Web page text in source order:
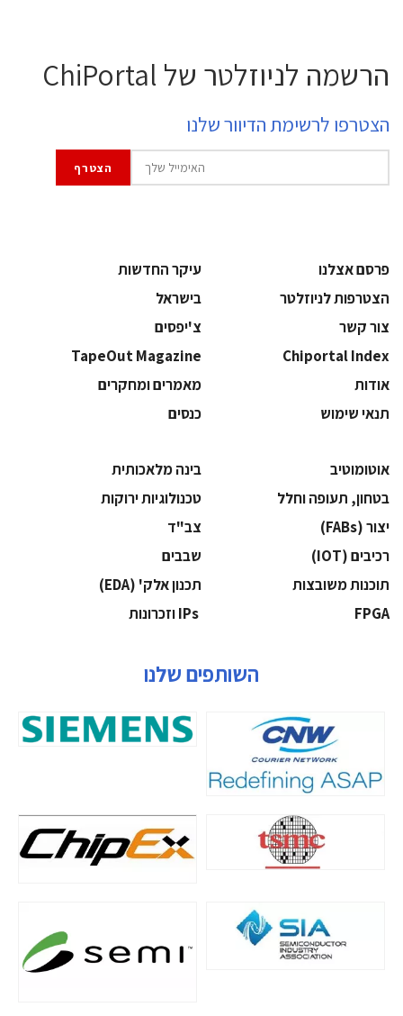
הרשמה לניוזלטר של ChiPortal
הצטרפו לרשימת הדיוור שלנו
פרסם אצלנו
עיקר החדשות
הצטרפות לניוזלטר
בישראל
צור קשר
צ'יפסים
Chiportal Index
TapeOut Magazine
אודות
מאמרים ומחקרים
תנאי שימוש
כנסים
אוטומוטיב
בינה מלאכותית
בטחון, תעופה וחלל
‫טכנולוגיות ירוקות‬
‫יצור (‪(FABs‬‬
‫צב"ד‬
‫רכיבים‬ (IOT)
‫שבבים‬
‫תוכנות משובצות‬
‫תכנון אלק' (‪(EDA‬‬
‫‪FPGA‬‬
השותפים שלנו